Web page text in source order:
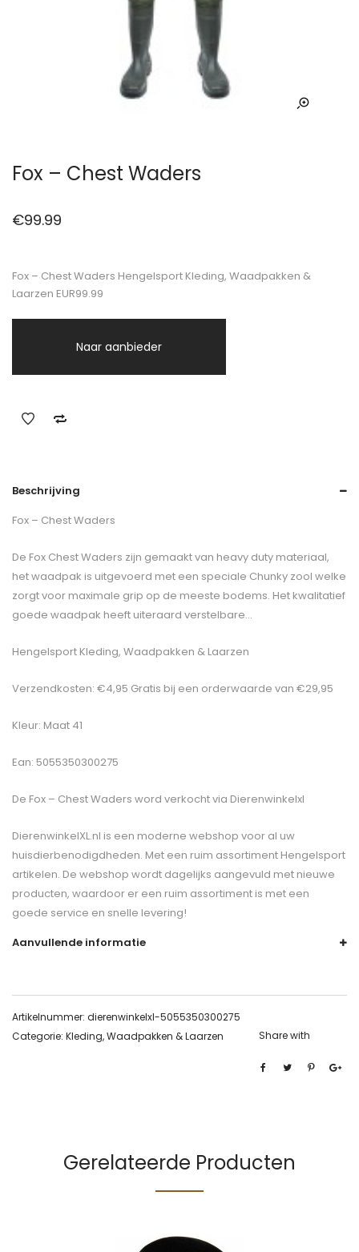
Fox – Chest Waders
€99.99
Fox – Chest Waders Hengelsport Kleding, Waadpakken &
Laarzen EUR99.99
Naar aanbieder
Beschrijving
Fox – Chest Waders
De Fox Chest Waders zijn gemaakt van heavy duty materiaal,
het waadpak is uitgevoerd met een speciale Chunky zool welke
zorgt voor maximale grip op de meeste bodems. Het kwalitatief
goede waadpak heeft uiteraard verstelbare…
Hengelsport Kleding, Waadpakken & Laarzen
Verzendkosten: €4,95 Gratis bij een orderwaarde van €29,95
Kleur: Maat 41
Ean: 5055350300275
De Fox – Chest Waders word verkocht via Dierenwinkelxl
DierenwinkelXL.nl is een moderne webshop voor al uw
huisdierbenodigdheden. Met een ruim assortiment Hengelsport
artikelen. De webshop wordt dagelijks aangevuld met nieuwe
producten, waardoor er een ruim assortiment is met een
goede service en snelle levering!
Aanvullende informatie
Artikelnummer: dierenwinkelxl-5055350300275
Categorie: Kleding, Waadpakken & Laarzen Share with
Gerelateerde Producten